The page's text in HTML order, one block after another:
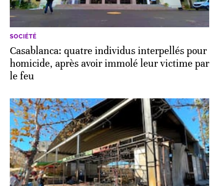
SOCIÉTÉ
Casablanca: quatre individus interpellés pour
homicide, après avoir immolé leur victime par
le feu